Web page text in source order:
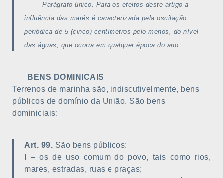
Parágrafo único. Para os efeitos deste artigo a
influência das marés é caracterizada pela oscilação
periódica de 5 (cinco) centímetros pelo menos, do nível
das águas, que ocorra em qualquer época do ano.
BENS DOMINICAIS
Terrenos de marinha são, indiscutivelmente, bens
públicos de domínio da União. São bens
dominiciais:
Art. 99. São bens públicos:
– os de uso comum do povo, tais como rios,
mares, estradas, ruas e praças;